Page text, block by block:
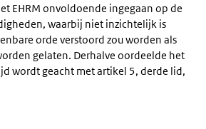
EHRM onvoldoende ingegaan op de
waarbij niet inzichtelijk is
orde verstoord zou worden als
gelaten. Derhalve oordeelde het
wordt geacht met artikel 5, derde lid,